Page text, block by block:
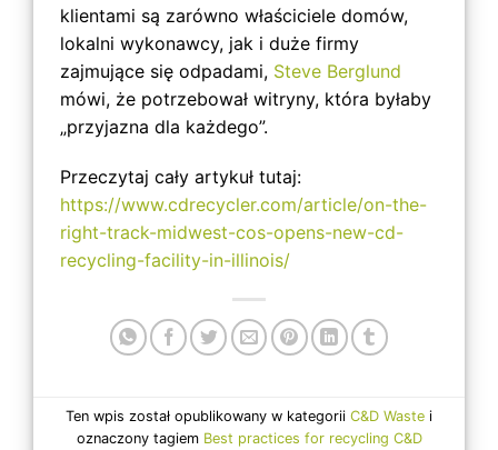
klientami są zarówno właściciele domów,
lokalni wykonawcy, jak i duże firmy
zajmujące się odpadami, Steve Berglund
mówi, że potrzebował witryny, która byłaby
„przyjazna dla każdego”.
Przeczytaj cały artykuł tutaj:
https://www.cdrecycler.com/article/on-the-
right-track-midwest-cos-opens-new-cd-
recycling-facility-in-illinois/
Ten wpis został opublikowany w kategorii C&D Waste i
oznaczony tagiem Best practices for recycling C&D